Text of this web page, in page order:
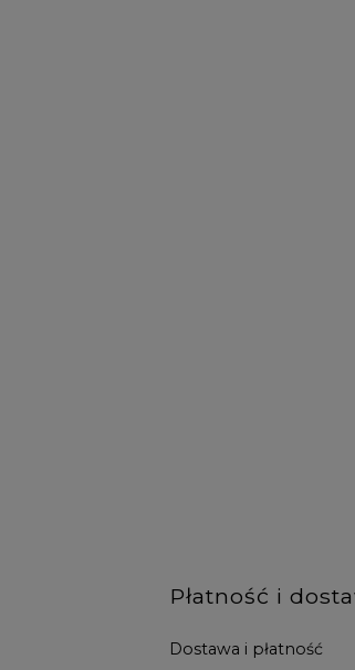
Płatność i
Dostawa i płatność